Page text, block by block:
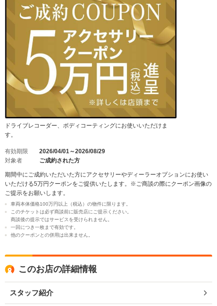
ドライブレコーダー、ボディコーティングにお使いいただけま
す。
有効期限
2026/04/01～2026/08/29
対象者
ご成約された方
期間中にご成約いただいた方にアクセサリーやディーラーオプションにお使い
いただける5万円クーポンをご提供いたします。※ご商談の際にクーポン画像の
ご提示をお願いします。
車両本体価格100万円以上（税込）の物件に限ります。
このチケットは必ず商談前に販売店にご提示ください。
商談後の提示ではサービスを受けられません。
一回につき一枚まで有効です。
他のクーポンとの併用は出来ません。
このお店の詳細情報
スタッフ紹介